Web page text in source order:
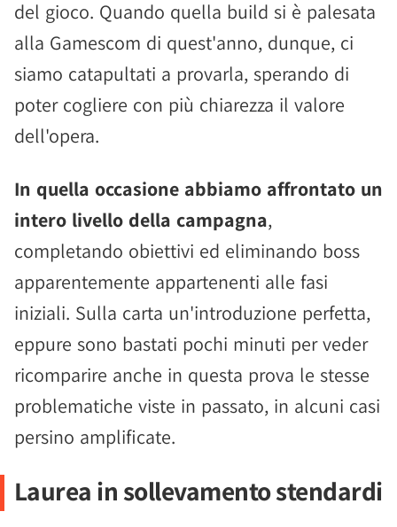
del gioco. Quando quella build si è palesata
alla Gamescom di quest'anno, dunque, ci
siamo catapultati a provarla, sperando di
poter cogliere con più chiarezza il valore
dell'opera.
In quella occasione abbiamo affrontato un
intero livello della campagna,
completando obiettivi ed eliminando boss
apparentemente appartenenti alle fasi
iniziali. Sulla carta un'introduzione perfetta,
eppure sono bastati pochi minuti per veder
ricomparire anche in questa prova le stesse
problematiche viste in passato, in alcuni casi
persino amplificate.
Laurea in sollevamento stendardi